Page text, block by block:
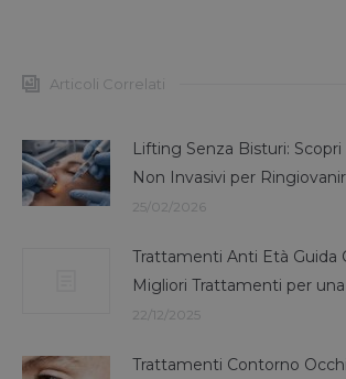
Articoli Correlati
Lifting Senza Bisturi:
Non Invasivi per
25/02/2026
Trattamenti Anti Età Guida
Migliori Trattamenti per
22/12/2025
Trattamenti Contorno